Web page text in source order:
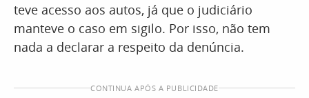
teve acesso aos autos, já que o judiciário
manteve o caso em sigilo. Por isso, não tem
nada a declarar a respeito da denúncia.
CONTINUA APÓS A PUBLICIDADE